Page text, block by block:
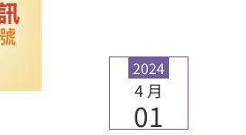
2024
4 月
01